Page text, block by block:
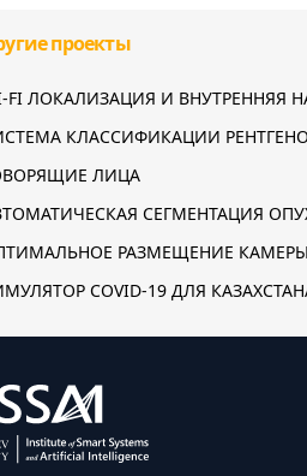
проекты
FI ЛОКАЛИЗАЦИЯ И ВНУТРЕННЯЯ
КЛАССИФИКАЦИИ
ЛИЦА
СЕГМЕНТАЦИЯ
РАЗМЕЩЕНИЕ
COVID-19 ДЛЯ